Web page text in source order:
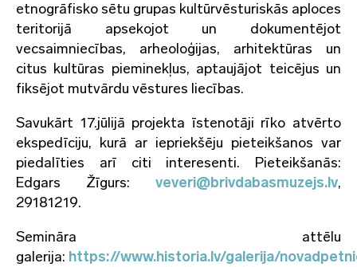
etnogrāfisko sētu grupas kultūrvēsturiskās aploces
teritorijā apsekojot un dokumentējot
vecsaimniecības, arheoloģijas, arhitektūras un
citus kultūras pieminekļus, aptaujājot teicējus un
fiksējot mutvārdu vēstures liecības.
Savukārt 17.jūlijā projekta īstenotāji rīko atvērto
ekspedīciju, kurā ar iepriekšēju pieteikšanos var
piedalīties arī citi interesenti. Pieteikšanās:
Edgars Žīgurs: veveri@brivdabasmuzejs.lv,
29181219.
Semināra attēlu
galerija: https://www.historia.lv/galerija/